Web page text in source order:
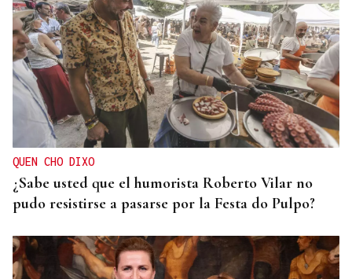
QUEN CHO DIXO
¿Sabe usted que el humorista Roberto Vilar no
pudo resistirse a pasarse por la Festa do Pulpo?